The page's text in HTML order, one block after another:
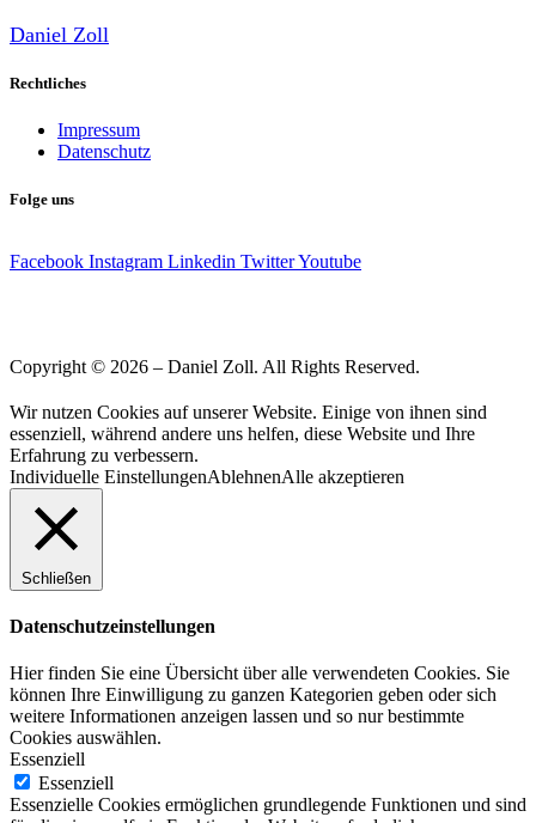
Daniel Zoll
Rechtliches
Impressum
Datenschutz
Folge uns
Facebook Instagram Linkedin TwitterYoutube
Copyright © 2026 – Daniel Zoll. All Rights Reserved.
Wir nutzen Cookies auf unserer Website. Einige von ihnen sind
essenziell, während andere uns helfen, diese Website und Ihre
Erfahrung zu verbessern.
Individuelle EinstellungenAblehnenAlle akzeptieren
Schließen
Datenschutzeinstellungen
Hier finden Sie eine Übersicht über alle verwendeten Cookies. Sie
können Ihre Einwilligung zu ganzen Kategorien geben oder sich
weitere Informationen anzeigen lassen und so nur bestimmte
Cookies auswählen.
Essenziell
Essenziell
Essenzielle Cookies ermöglichen grundlegende Funktionen und sind